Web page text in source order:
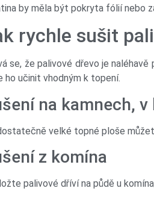
by měla být pokryta fólií nebo
rychle sušit
se, že palivové dřevo je
ho učinit vhodným k topení.
na kamnech,
velké topné ploše
z komína
palivové dříví na půdě u